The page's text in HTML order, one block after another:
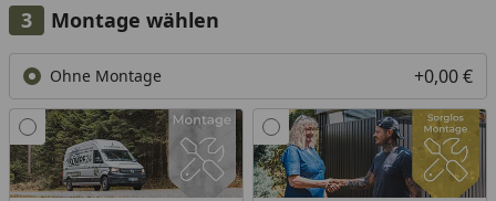
Montage wählen
Ohne Montage +0,00 €